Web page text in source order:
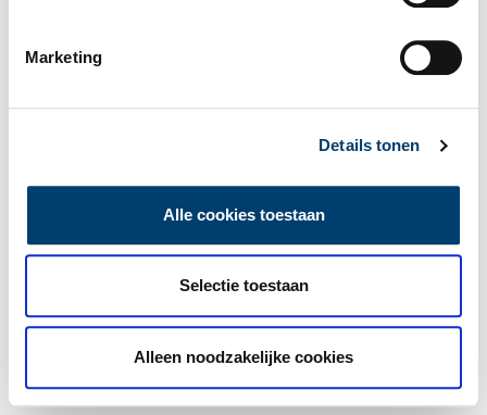
Marketing
Details tonen
Alle cookies toestaan
Selectie toestaan
Alleen noodzakelijke cookies